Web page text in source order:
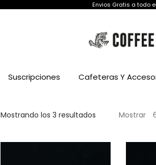
Envios Gratis a todo
Suscripciones Cafeteras Y
Mostrando los 3 resultados OrdenadoMostrar